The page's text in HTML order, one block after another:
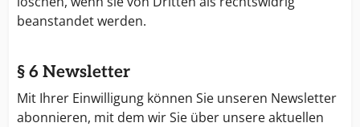
beanstandet werden.
§ 6 Newsletter
Mit Ihrer Einwilligung können Sie unseren Newsletter
abonnieren, mit dem wir Sie über unsere aktuellen